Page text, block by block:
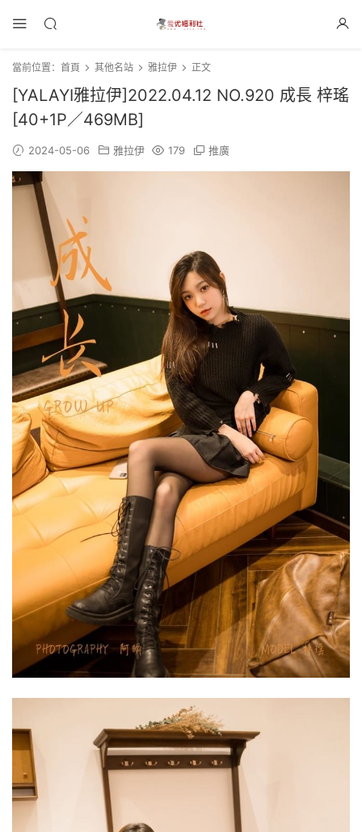
當前位置： 首頁 其他名站 雅拉伊 正文
[YALAYI雅拉伊]2022.04.12 NO.920 成長 梓瑤
[40+1P／469MB]
2024-05-06 雅拉伊 179 推廣